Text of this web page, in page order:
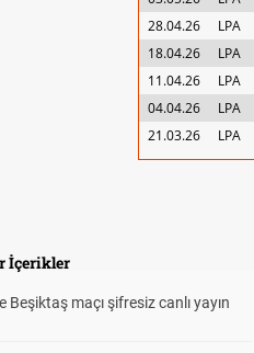
28.04.26
LPA
18.04.26
LPA
11.04.26
LPA
04.04.26
LPA
21.03.26
LPA
İçerikler
Beşiktaş maçı şifresiz canlı yayın